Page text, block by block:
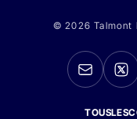
© 2026 Talmont